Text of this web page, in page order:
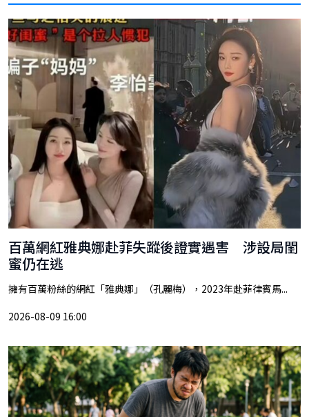
百萬網紅雅典娜赴菲失蹤後證實遇害 涉設局閨
蜜仍在逃
擁有百萬粉絲的網紅「雅典娜」（孔麗梅），2023年赴菲律賓馬...
2026-08-09 16:00